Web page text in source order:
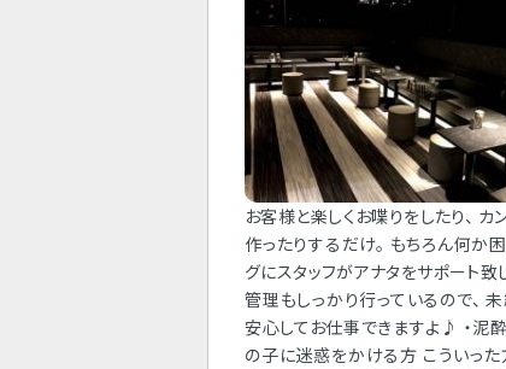
お客様と楽しくお喋りをしたり、 カ
作ったりするだけ。 もちろん何か
グにスタッフがアナタをサポート致
管理もしっかり行っているので、
安心してお仕事できますよ♪ ・泥
の子に迷惑をかける方 こういっ